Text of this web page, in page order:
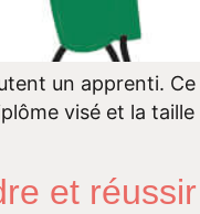
un apprenti. Ce
visé et la
et